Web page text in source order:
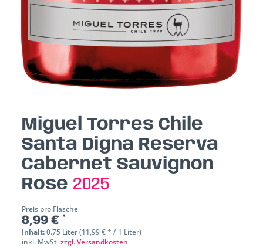
Miguel Torres Chile
Santa Digna Reserva
Cabernet Sauvignon
Rose 2025
Preis pro Flasche
8,99 € *
Inhalt:0.75 Liter (11,99 € * / 1 Liter)
inkl. MwSt.zzgl. Versandkosten